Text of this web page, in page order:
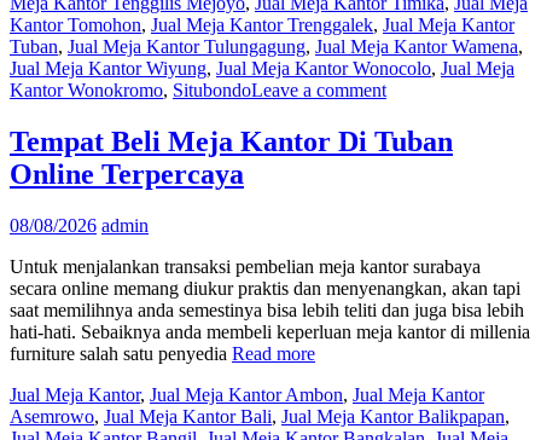
Kantor Tomohon, Jual Meja Kantor Trenggalek, Jual Meja Kantor
Tuban, Jual Meja Kantor Tulungagung, Jual Meja Kantor Wamena,
Jual Meja Kantor Wiyung, Jual Meja Kantor Wonocolo, Jual Meja
Kantor Wonokromo, SitubondoLeave a comment
Tempat Beli Meja Kantor Di Tuban
Online Terpercaya
08/08/2026 admin
Untuk menjalankan transaksi pembelian meja kantor surabaya
secara online memang diukur praktis dan menyenangkan, akan tapi
saat memilihnya anda semestinya bisa lebih teliti dan juga bisa lebih
hati-hati. Sebaiknya anda membeli keperluan meja kantor di millenia
furniture salah satu penyedia Read more
Jual Meja Kantor, Jual Meja Kantor Ambon, Jual Meja Kantor
Asemrowo, Jual Meja Kantor Bali, Jual Meja Kantor Balikpapan,